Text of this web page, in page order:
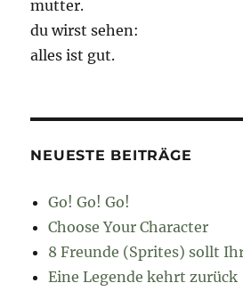
mutter.
du wirst sehen:
alles ist gut.
NEUESTE BEITRÄGE
Go! Go! Go!
Choose Your Character
8 Freunde (Sprites) sollt
Eine Legende kehrt zurück